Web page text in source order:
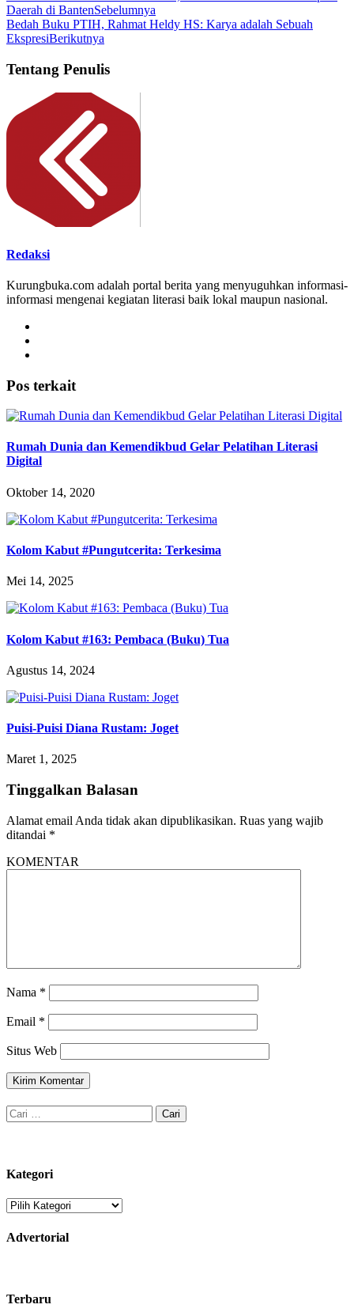
Daerah di BantenSebelumnya
Bedah Buku PTIH, Rahmat Heldy HS: Karya adalah Sebuah
EkspresiBerikutnya
Tentang Penulis
Redaksi
Kurungbuka.com adalah portal berita yang menyuguhkan informasi-
informasi mengenai kegiatan literasi baik lokal maupun nasional.
Pos terkait
Rumah Dunia dan Kemendikbud Gelar Pelatihan Literasi
Digital
Oktober 14, 2020
Kolom Kabut #Pungutcerita: Terkesima
Mei 14, 2025
Kolom Kabut #163: Pembaca (Buku) Tua
Agustus 14, 2024
Puisi-Puisi Diana Rustam: Joget
Maret 1, 2025
Tinggalkan Balasan
Alamat email Anda tidak akan dipublikasikan. Ruas yang wajib
ditandai *
KOMENTAR
Nama *
Email *
Situs Web
Cari
untuk:
Kategori
Kategori
Advertorial
Terbaru